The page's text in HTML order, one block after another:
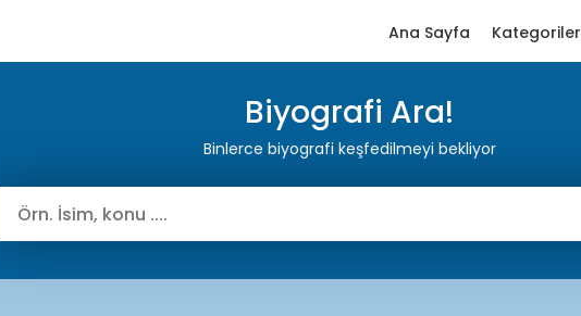
Ana Sayfa Kategoriler
Biyografi Ara!
Binlerce biyografi keşfedilmeyi bekliyor